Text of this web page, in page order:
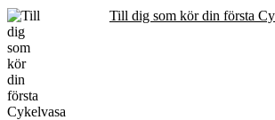
Till dig som kör din första